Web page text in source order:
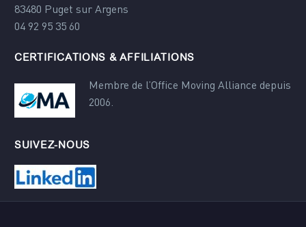
83480 Puget sur Argens
04 92 95 35 60
CERTIFICATIONS & AFFILIATIONS
Membre de l’Office Moving Alliance depuis
2006.
SUIVEZ-NOUS